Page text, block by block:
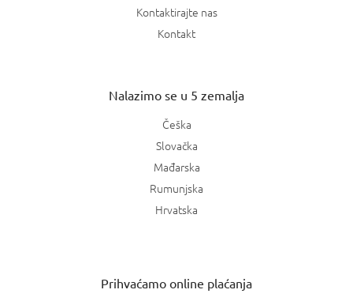
Kontaktirajte nas
Kontakt
Nalazimo se u 5 zemalja
Češka
Slovačka
Mađarska
Rumunjska
Hrvatska
Prihvaćamo online plaćanja